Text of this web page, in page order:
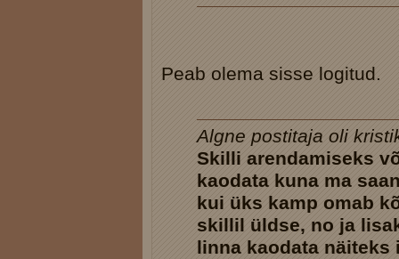
Peab olema sisse logitud.
Algne postitaja oli
Skilli arendamiseks
kaodata kuna ma
kui üks kamp omab
skillil üldse, no ja
linna kaodata näiteks